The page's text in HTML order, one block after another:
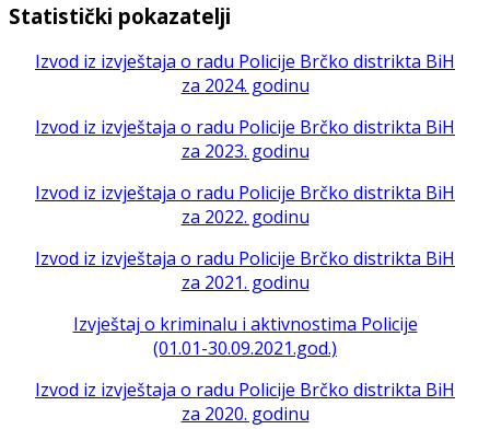
Statistički pokazatelji
Izvod iz izvještaja o radu Policije Brčko distrikta BiH
za 2024. godinu
Izvod iz izvještaja o radu Policije Brčko distrikta BiH
za 2023. godinu
Izvod iz izvještaja o radu Policije Brčko distrikta BiH
za 2022. godinu
Izvod iz izvještaja o radu Policije Brčko distrikta BiH
za 2021. godinu
Izvještaj o kriminalu i aktivnostima Policije
(01.01-30.09.2021.god.)
Izvod iz izvještaja o radu Policije Brčko distrikta BiH
za 2020. godinu